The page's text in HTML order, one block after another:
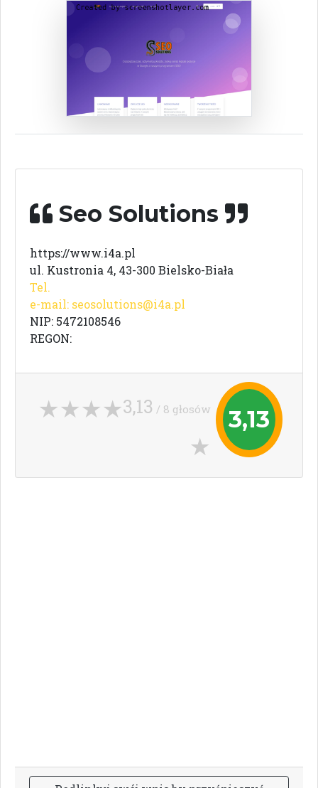
Seo Solutions
https://www.i4a.pl
ul. Kustronia 4, 43-300 Bielsko-Biała
Tel.
e-mail: seosolutions@i4a.pl
NIP: 5472108546
REGON:
3,13
3,13 / 8 głosów